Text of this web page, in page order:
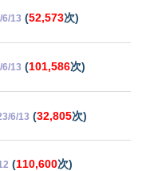
13 (52,573次)
13 (101,586次)
6/13 (32,805次)
(110,600次)